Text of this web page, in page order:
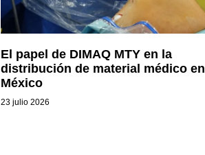
El papel de DIMAQ MTY en la
distribución de material médico en
México
23 julio 2026